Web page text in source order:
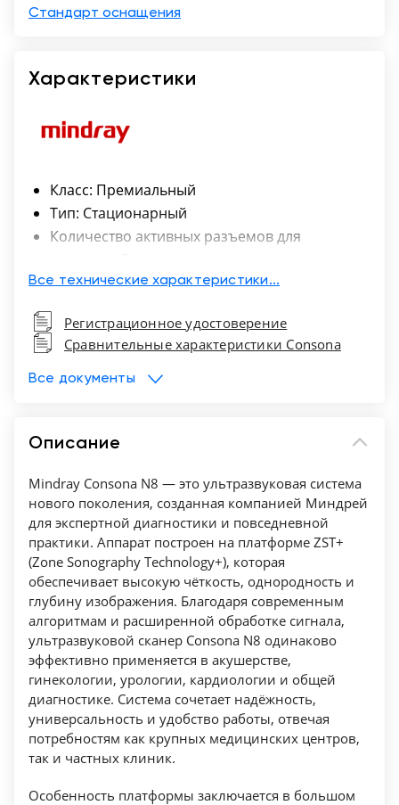
Стандарт оснащения
Характеристики
Класс: Премиальный
Тип: Стационарный
Количество активных разъемов для
Экран: 21,5"
Встроенный жёсткий диск объёмом 1Тб.
Опционально может укомплектовываться
SSD 512 Гб.
+"плавающее" крепление
"плавающим" креплением, регулируемым
углом наклона и жестовым управлением
Revolutionary ZST+ platform Платформа с
технологией ZST+
Standard 5 active transducer sockets 5
активных порта для подключения датчиков
B/M/PW/HPRF/Color/Color
M/Power/Directional Power Doppler Flow
Imaging B/M/PW/HPRF/Color(ЦДК)/Цветной М-
режим/Энергетический/Энергетический
направленный допплер)
HD Scope Технология увеличения
пространственного разрешения в зоне
интереса
Все технические характеристики...
Регистрационное удостоверение
Сравнительные характеристики Consona
Все документы
Описание
Mindray Consona N8 — это ультразвуковая система
нового поколения, созданная компанией Миндрей
для экспертной диагностики и повседневной
практики. Аппарат построен на платформе ZST+
(Zone Sonography Technology+), которая
обеспечивает высокую чёткость, однородность и
глубину изображения. Благодаря современным
алгоритмам и расширенной обработке сигнала,
ультразвуковой сканер Consona N8 одинаково
эффективно применяется в акушерстве,
гинекологии, урологии, кардиологии и общей
диагностике. Система сочетает надёжность,
универсальность и удобство работы, отвечая
потребностям как крупных медицинских центров,
так и частных клиник.
Особенность платформы заключается в большом